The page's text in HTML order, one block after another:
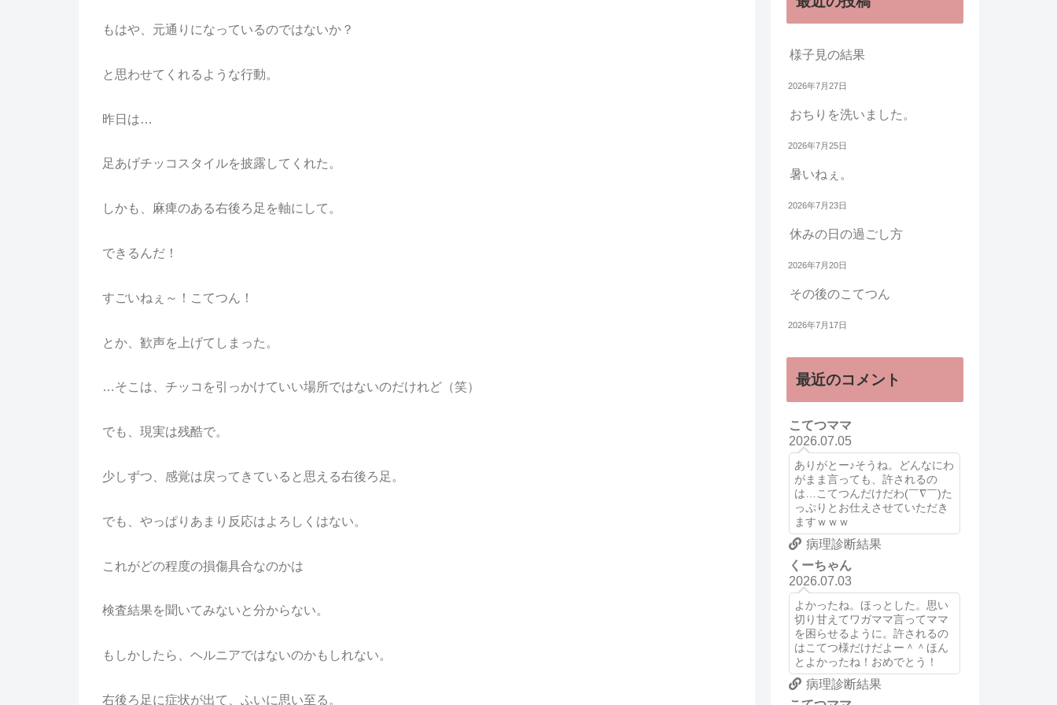
もはや、元通りになっているのではないか？
と思わせてくれるような行動。
昨日は…
足あげチッコスタイルを披露してくれた。
しかも、麻痺のある右後ろ足を軸にして。
できるんだ！
すごいねぇ～！こてつん！
とか、歓声を上げてしまった。
…そこは、チッコを引っかけていい場所ではないのだけれど（笑）
でも、現実は残酷で。
少しずつ、感覚は戻ってきていると思える右後ろ足。
でも、やっぱりあまり反応はよろしくはない。
これがどの程度の損傷具合なのかは
検査結果を聞いてみないと分からない。
もしかしたら、ヘルニアではないのかもしれない。
右後ろ足に症状が出て、ふいに思い至る。
様子見の結果
2026年7月27日
おちりを洗いました。
2026年7月25日
暑いねぇ。
2026年7月23日
休みの日の過ごし方
2026年7月20日
その後のこてつん
2026年7月17日
最近のコメント
こてつママ
2026.07.05
ありがとー♪そうね。どんなにわ
がまま言っても、許されるの
は…こてつんだけだわ(￣∇￣)た
っぷりとお仕えさせていただき
ますｗｗｗ
病理診断結果
くーちゃん
2026.07.03
よかったね。ほっとした。思い
切り甘えてワガママ言ってママ
を困らせるように。許されるの
はこてつ様だけだよー＾＾ほん
とよかったね！おめでとう！
病理診断結果